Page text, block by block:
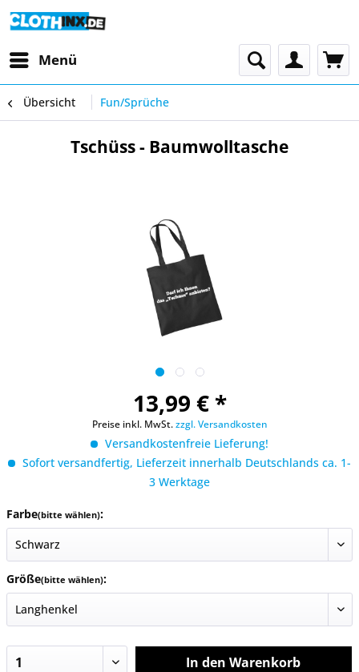
Menü
Übersicht Fun/Sprüche
Tschüss - Baumwolltasche
13,99 € *
Preise inkl. MwSt.zzgl. Versandkosten
Versandkostenfreie Lieferung!
Sofort versandfertig, Lieferzeit innerhalb Deutschlands ca. 1-
3 Werktage
Farbe(bitte wählen):
Größe(bitte wählen):
In den Warenkorb